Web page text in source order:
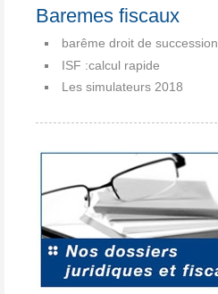
Baremes fiscaux
barême droit de succession
ISF :calcul rapide
Les simulateurs 2018